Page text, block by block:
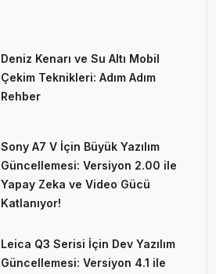
Deniz Kenarı ve Su Altı Mobil
Çekim Teknikleri: Adım Adım
Rehber
Sony A7 V İçin Büyük Yazılım
Güncellemesi: Versiyon 2.00 ile
Yapay Zeka ve Video Gücü
Katlanıyor!
Leica Q3 Serisi İçin Dev Yazılım
Güncellemesi: Versiyon 4.1 ile